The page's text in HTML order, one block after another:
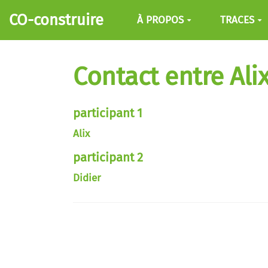
Aller au contenu principal
CO-construire À PROPOS TRACES
Contact entre
participant 1
Alix
participant 2
Didier